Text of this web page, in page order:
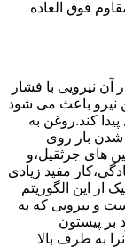
فوق العاده
نیرویی با فشار
نیرو باعث می شود
کند.روغن به
شدن بار روی
های جرثقیل،و
مفید زیادی
از این الگوریتم
و نیرویی که به
بر پیستون
به طرف بالا